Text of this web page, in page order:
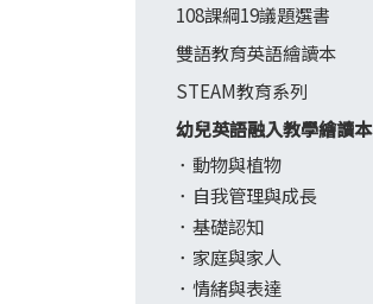
108課綱19議題選書
雙語教育英語繪讀本
STEAM教育系列
幼兒英語融入教學繪讀本
動物與植物
自我管理與成長
基礎認知
家庭與家人
情緒與表達